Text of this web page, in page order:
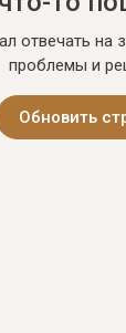
отвечать
проблемы и
Обновить